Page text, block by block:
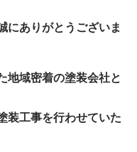
にありがとうございま
地域密着の塗装会社と
装工事を行わせていた